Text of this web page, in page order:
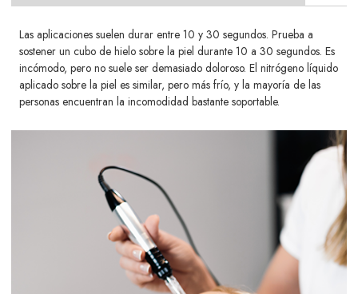
Las aplicaciones suelen durar entre 10 y 30 segundos. Prueba a
sostener un cubo de hielo sobre la piel durante 10 a 30 segundos. Es
incómodo, pero no suele ser demasiado doloroso. El nitrógeno líquido
aplicado sobre la piel es similar, pero más frío, y la mayoría de las
personas encuentran la incomodidad bastante soportable.